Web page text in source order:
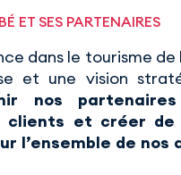
ET SES PARTENAIRES
dans le tourisme de
et une vision
nos
clients et créer de
l’ensemble de nos